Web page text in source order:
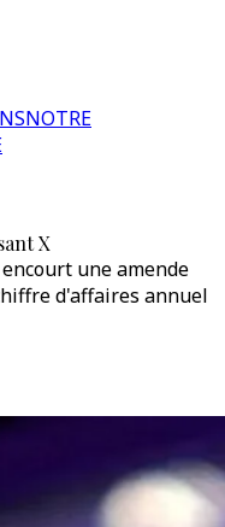
NOTRE
X
une amende
d'affaires annuel